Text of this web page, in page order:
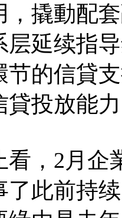
，撬動配
层延续指
节的信貸
貸投放能
看，2月企
了此前持